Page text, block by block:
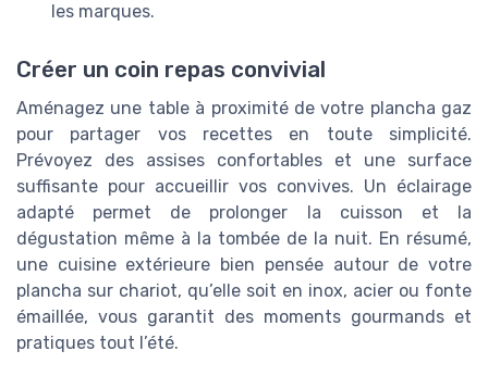
les marques.
Créer un coin repas convivial
Aménagez une table à proximité de votre plancha gaz
pour partager vos recettes en toute simplicité.
Prévoyez des assises confortables et une surface
suffisante pour accueillir vos convives. Un éclairage
adapté permet de prolonger la cuisson et la
dégustation même à la tombée de la nuit. En résumé,
une cuisine extérieure bien pensée autour de votre
plancha sur chariot, qu’elle soit en inox, acier ou fonte
émaillée, vous garantit des moments gourmands et
pratiques tout l’été.